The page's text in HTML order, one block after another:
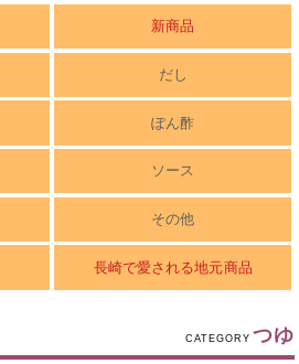
新商品
だし
ぽん酢
ソース
その他
長崎で愛される地元商品
CATEGORY つゆ